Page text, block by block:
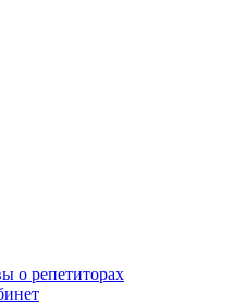
о репетиторах